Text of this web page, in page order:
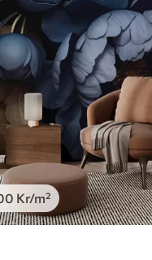
Kr/m²